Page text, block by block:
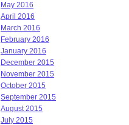
May 2016
April 2016
March 2016
February 2016
January 2016
December 2015
November 2015
October 2015
September 2015
August 2015
July 2015